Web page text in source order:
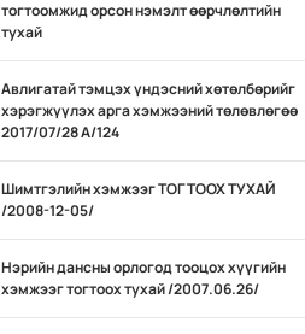
тогтоомжид орсон нэмэлт өөрчлөлтийн
тухай
Авлигатай тэмцэх үндэсний хөтөлбөрийг
хэрэгжүүлэх арга хэмжээний төлөвлөгөө
2017/07/28 А/124
Шимтгэлийн хэмжээг ТОГТООХ ТУХАЙ
/2008-12-05/
Нэрийн дансны орлогод тооцох хүүгийн
хэмжээг тогтоох тухай /2007.06.26/